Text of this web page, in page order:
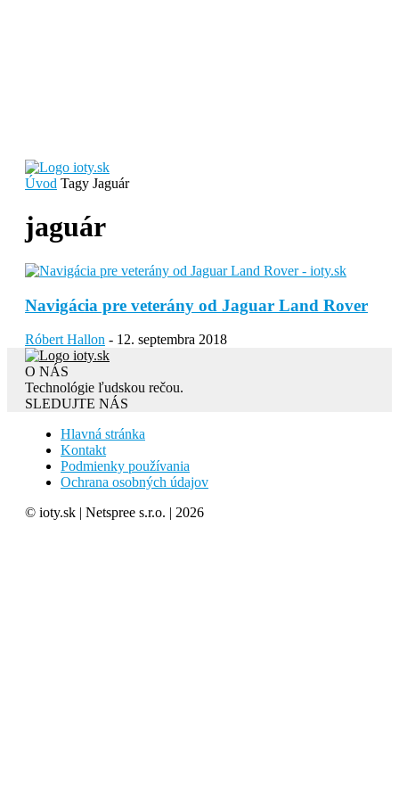
Úvod Tagy Jaguár
jaguár
Navigácia pre veterány od Jaguar Land Rover
Róbert Hallon - 12. septembra 2018
O NÁS
Technológie ľudskou rečou.
SLEDUJTE NÁS
Hlavná stránka
Kontakt
Podmienky používania
Ochrana osobných údajov
© ioty.sk | Netspree s.r.o. | 2026